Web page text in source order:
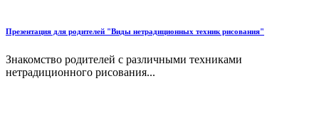
Презентация для родителей "Виды нетрадиционных техник рисования"
Знакомство родителей с различными техниками
нетрадиционного рисования...